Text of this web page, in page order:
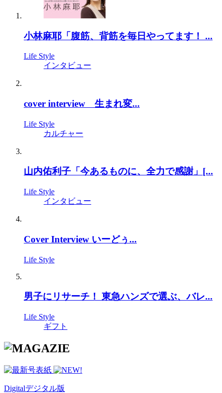
小林麻耶「腹筋、背筋を毎日やってます！ ...
Life Style
インタビュー
cover interview 生まれ変...
Life Style
カルチャー
山内佑利子「今あるものに、全力で感謝」[...
Life Style
インタビュー
Cover Interview いーどぅ...
Life Style
男子にリサーチ！ 東急ハンズで選ぶ、バレ...
Life Style
ギフト
Digitalデジタル版